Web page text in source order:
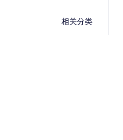
相关分类